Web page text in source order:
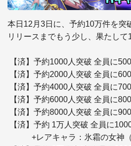
本日12月3日に、予約10万件を突
リリースまでもう少し、果たして
+レアキャラ：氷霜の女神（